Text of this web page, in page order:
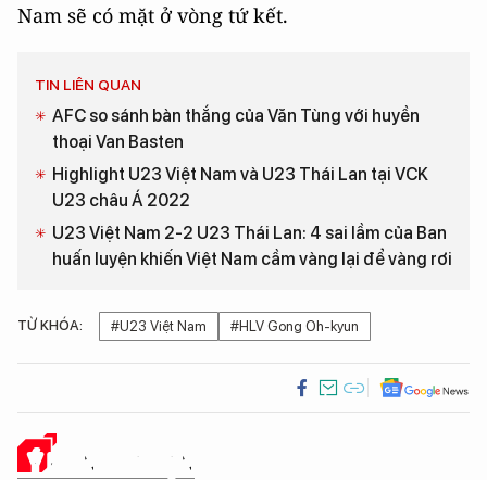
Nam sẽ có mặt ở vòng tứ kết.
TIN LIÊN QUAN
AFC so sánh bàn thắng của Văn Tùng với huyền
thoại Van Basten
Highlight U23 Việt Nam và U23 Thái Lan tại VCK
U23 châu Á 2022
U23 Việt Nam 2-2 U23 Thái Lan: 4 sai lầm của Ban
huấn luyện khiến Việt Nam cầm vàng lại để vàng rơi
TỪ KHÓA: #U23 Việt Nam #HLV Gong Oh-kyun
Ý KIẾN CỦA BẠN